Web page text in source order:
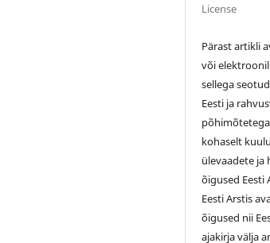
License
Pärast artikli
või
sellega
Eesti ja
kohaselt
ülevaadete ja
õigused Eesti
Eesti Arstis
õigused nii
ajakirja välja